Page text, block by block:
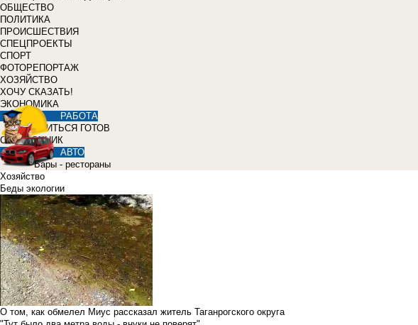
ОБЩЕСТВО
ПОЛИТИКА
ПРОИСШЕСТВИЯ
СПЕЦПРОЕКТЫ
СПОРТ
ФОТОРЕПОРТАЖ
ХОЗЯЙСТВО
ХОЧУ СКАЗАТЬ!
ЭКОНОМИКА
РАБОТА
УЧИТЬСЯ ГОТОВ
СПРАВОЧНИК
АВТО
Бары - рестораны
Хозяйство
Беды экологии
О том, как обмелел Миус рассказал житель Таганрогского округа